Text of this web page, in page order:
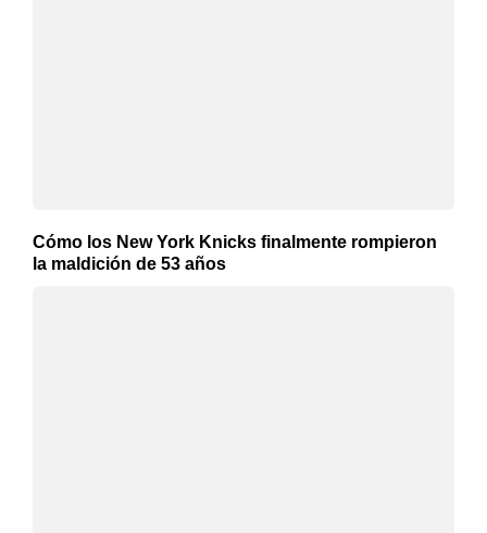
Cómo los New York Knicks finalmente rompieron
la maldición de 53 años